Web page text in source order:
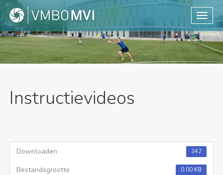
Instructievideos
Downloaden 342
Bestandsgrootte 0.00 KB